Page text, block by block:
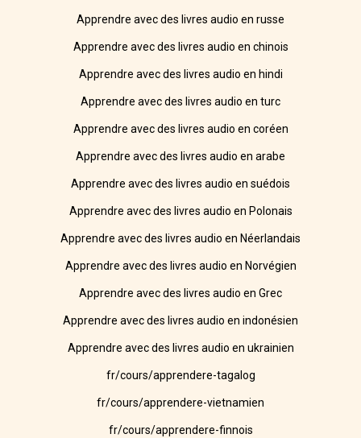
Apprendre avec des livres audio en russe
Apprendre avec des livres audio en chinois
Apprendre avec des livres audio en hindi
Apprendre avec des livres audio en turc
Apprendre avec des livres audio en coréen
Apprendre avec des livres audio en arabe
Apprendre avec des livres audio en suédois
Apprendre avec des livres audio en Polonais
Apprendre avec des livres audio en Néerlandais
Apprendre avec des livres audio en Norvégien
Apprendre avec des livres audio en Grec
Apprendre avec des livres audio en indonésien
Apprendre avec des livres audio en ukrainien
fr/cours/apprendere-tagalog
fr/cours/apprendere-vietnamien
fr/cours/apprendere-finnois